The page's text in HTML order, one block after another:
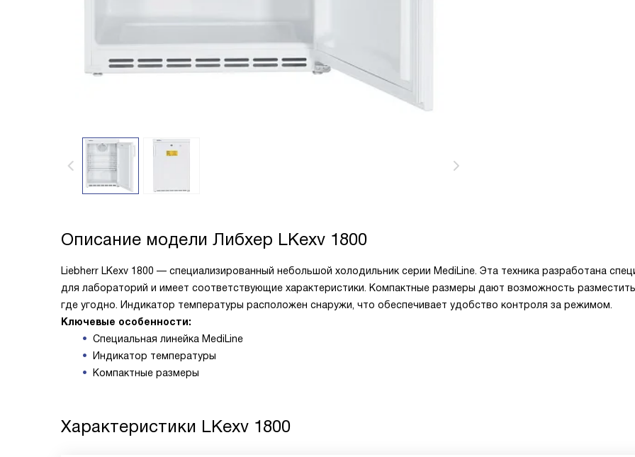
Описание модели Либхер LKexv 1800
Liebherr LKexv 1800 — специализированный небольшой холодильник серии MediLine. Эта техника разработана
для лабораторий и имеет соответствующие характеристики. Компактные размеры дают возможность
где угодно. Индикатор температуры расположен снаружи, что обеспечивает удобство контроля за режимом.
Ключевые особенности:
Специальная линейка MediLine
Индикатор температуры
Компактные размеры
Характеристики LKexv 1800